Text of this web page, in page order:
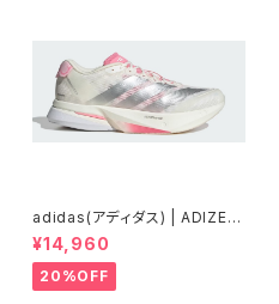
adidas(アディダス) | ADIZER
OBOSTON13 | Core White
/ Silver Metallic / Bliss Pin
k | Women
¥14,960
20%OFF